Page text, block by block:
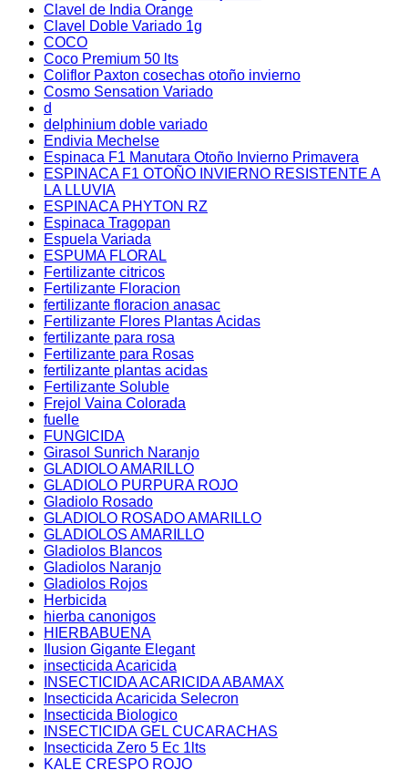
Clavel de India Orange
Clavel Doble Variado 1g
COCO
Coco Premium 50 lts
Coliflor Paxton cosechas otoño invierno
Cosmo Sensation Variado
d
delphinium doble variado
Endivia Mechelse
Espinaca F1 Manutara Otoño Invierno Primavera
ESPINACA F1 OTOÑO INVIERNO RESISTENTE A
LA LLUVIA
ESPINACA PHYTON RZ
Espinaca Tragopan
Espuela Variada
ESPUMA FLORAL
Fertilizante citricos
Fertilizante Floracion
fertilizante floracion anasac
Fertilizante Flores Plantas Acidas
fertilizante para rosa
Fertilizante para Rosas
fertilizante plantas acidas
Fertilizante Soluble
Frejol Vaina Colorada
fuelle
FUNGICIDA
Girasol Sunrich Naranjo
GLADIOLO AMARILLO
GLADIOLO PURPURA ROJO
Gladiolo Rosado
GLADIOLO ROSADO AMARILLO
GLADIOLOS AMARILLO
Gladiolos Blancos
Gladiolos Naranjo
Gladiolos Rojos
Herbicida
hierba canonigos
HIERBABUENA
Ilusion Gigante Elegant
insecticida Acaricida
INSECTICIDA ACARICIDA ABAMAX
Insecticida Acaricida Selecron
Insecticida Biologico
INSECTICIDA GEL CUCARACHAS
Insecticida Zero 5 Ec 1lts
KALE CRESPO ROJO